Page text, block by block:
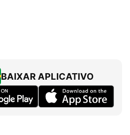
BAIXAR APLICATIVO